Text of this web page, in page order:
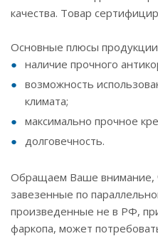
качества. Товар
Основные плюсы
наличие прочного
возможность
климата;
максимально прочное
долговечность.
Обращаем Ваше внимание,
завезенные по
произведенные не в РФ,
фаркопа, может